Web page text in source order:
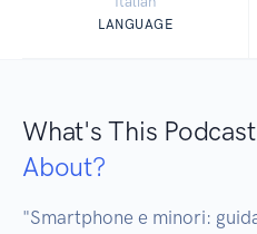
LANGUAGE
What's This Podcast
About?
"Smartphone e minori: